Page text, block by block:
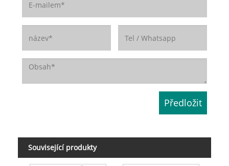
Související produkty